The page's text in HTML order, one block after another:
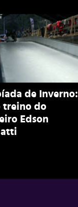
de Inverno:
treino do
Edson